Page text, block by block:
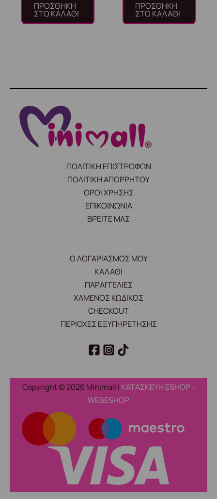
ΠΡΟΣΘΉΚΗ
ΣΤΟ ΚΑΛΆΘΙ
ΠΡΟΣΘΉΚΗ
ΣΤΟ ΚΑΛΆΘΙ
ΠΟΛΙΤΙΚΗ ΕΠΙΣΤΡΟΦΩΝ
ΠΟΛΙΤΙΚΗ ΑΠΟΡΡΗΤΟΥ
ΟΡΟΙ ΧΡΗΣΗΣ
ΕΠΙΚΟΙΝΩΝΙΑ
ΒΡΕΙΤΕ ΜΑΣ
Ο ΛΟΓΑΡΙΑΣΜΟΣ ΜΟΥ
ΚΑΛΑΘΙ
ΠΑΡΑΓΓΕΛΙΕΣ
ΧΑΜΕΝΟΣ ΚΩΔΙΚΟΣ
CHECKOUT
ΠΕΡΙΟΧΕΣ ΕΞΥΠΗΡΕΤΗΣΗΣ
Copyright © 2026 Minimall | ΚΑΤΑΣΚΕΥΗ ESHOP -
WEBESHOP